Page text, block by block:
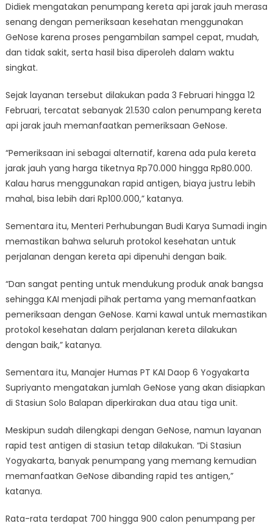
Didiek mengatakan penumpang kereta api jarak jauh merasa
senang dengan pemeriksaan kesehatan menggunakan
GeNose karena proses pengambilan sampel cepat, mudah,
dan tidak sakit, serta hasil bisa diperoleh dalam waktu
singkat.
Sejak layanan tersebut dilakukan pada 3 Februari hingga 12
Februari, tercatat sebanyak 21.530 calon penumpang kereta
api jarak jauh memanfaatkan pemeriksaan GeNose.
“Pemeriksaan ini sebagai alternatif, karena ada pula kereta
jarak jauh yang harga tiketnya Rp70.000 hingga Rp80.000.
Kalau harus menggunakan rapid antigen, biaya justru lebih
mahal, bisa lebih dari Rp100.000,” katanya.
Sementara itu, Menteri Perhubungan Budi Karya Sumadi ingin
memastikan bahwa seluruh protokol kesehatan untuk
perjalanan dengan kereta api dipenuhi dengan baik.
“Dan sangat penting untuk mendukung produk anak bangsa
sehingga KAI menjadi pihak pertama yang memanfaatkan
pemeriksaan dengan GeNose. Kami kawal untuk memastikan
protokol kesehatan dalam perjalanan kereta dilakukan
dengan baik,” katanya.
Sementara itu, Manajer Humas PT KAI Daop 6 Yogyakarta
Supriyanto mengatakan jumlah GeNose yang akan disiapkan
di Stasiun Solo Balapan diperkirakan dua atau tiga unit.
Meskipun sudah dilengkapi dengan GeNose, namun layanan
rapid test antigen di stasiun tetap dilakukan. “Di Stasiun
Yogyakarta, banyak penumpang yang memang kemudian
memanfaatkan GeNose dibanding rapid tes antigen,”
katanya.
Rata-rata terdapat 700 hingga 900 calon penumpang per